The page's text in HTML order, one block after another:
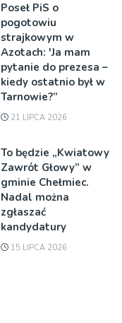
Poseł PiS o
pogotowiu
strajkowym w
Azotach: 'Ja mam
pytanie do prezesa –
kiedy ostatnio był w
Tarnowie?”
21 LIPCA 2026
To będzie „Kwiatowy
Zawrót Głowy” w
gminie Chełmiec.
Nadal można
zgłaszać
kandydatury
15 LIPCA 2026